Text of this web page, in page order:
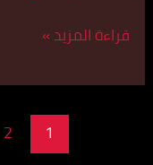
قراءة المزيد »
1
2